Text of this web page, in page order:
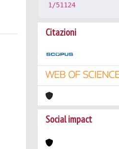
1/51124
Citazioni
Social impact